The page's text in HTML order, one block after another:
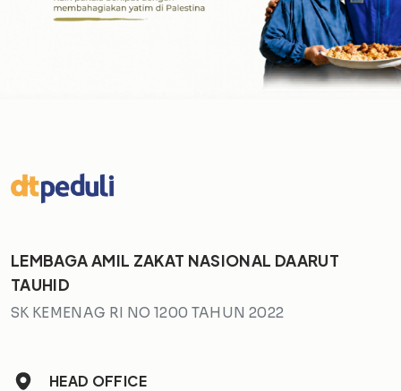
LEMBAGA AMIL ZAKAT NASIONAL DAARUT
TAUHID
SK KEMENAG RI NO 1200 TAHUN 2022
HEAD OFFICE